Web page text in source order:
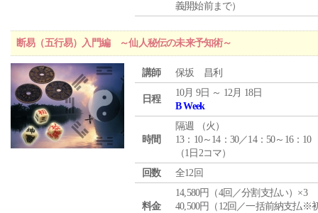
義開始前まで）
断易（五行易）入門編 ～仙人秘伝の未来予知術～
講師 保坂 昌利
日程
10月 9日 ～ 12月 18日
B Week
時間
隔週 （火 ）
13：10～14：30／14：50～16：10
（1日2コマ）
回数
全12回
料金
14,580円（4回／分割支払い）×3
40,500円（12回／一括前納支払※